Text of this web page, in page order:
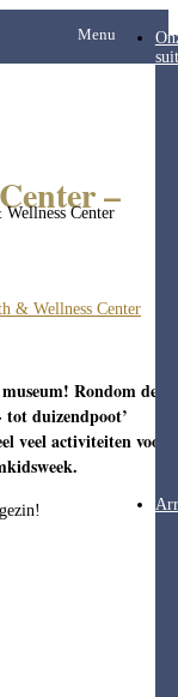
Menu
–
Center
& Wellness Center
Rondom de
duizendpoot’
veel activiteiten voor